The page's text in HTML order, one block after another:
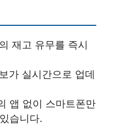
재고 유무를 즉시
가 실시간으로 업데
앱 없이 스마트폰만
습니다.